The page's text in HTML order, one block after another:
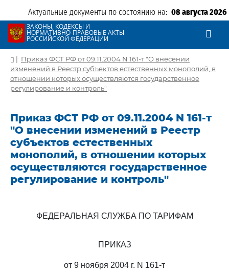
Актуальные документы по состоянию на: 08 августа 2026
ЗАКОНЫ, КОДЕКСЫ И
НОРМАТИВНО-ПРАВОВЫЕ АКТЫ
РОССИЙСКОЙ ФЕДЕРАЦИИ
| Приказ ФСТ РФ от 09.11.2004 N 161-т "О внесении
изменений в Реестр субъектов естественных монополий, в
отношении которых осуществляются государственное
регулирование и контроль"
Приказ ФСТ РФ от 09.11.2004 N 161-т
"О внесении изменений в Реестр
субъектов естественных
монополий, в отношении которых
осуществляются государственное
регулирование и контроль"
ФЕДЕРАЛЬНАЯ СЛУЖБА ПО ТАРИФАМ
ПРИКАЗ
от 9 ноября 2004 г. N 161-т